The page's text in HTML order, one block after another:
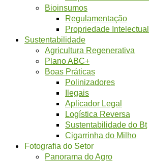
Bioinsumos
Regulamentação
Propriedade Intelectual
Sustentabilidade
Agricultura Regenerativa
Plano ABC+
Boas Práticas
Polinizadores
Ilegais
Aplicador Legal
Logística Reversa
Sustentabilidade do Bt
Cigarrinha do Milho
Fotografia do Setor
Panorama do Agro